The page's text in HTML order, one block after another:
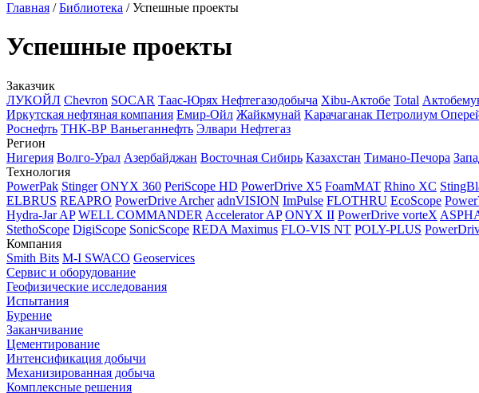
Главная /Библиотека /Успешные проекты
Успешные проекты
Заказчик
ЛУКОЙЛ Chevron SOCAR Таас-Юрях Нефтегазодобыча Xibu-Актобе Total
Иркутская нефтяная компания Емир-Ойл Жайкмунай Kарачаганак Петролиум
Роснефть ТНК-ВР Ваньеганнефть Элвари Нефтегаз
Регион
Нигерия Волго-Урал Азербайджан Восточная Сибирь Казахстан Тимано-Печора
Технология
PowerPak Stinger ONYX 360 PeriScope HD PowerDrive X5 FoamMAT Rhino XC
ELBRUS REAPRO PowerDrive Archer adnVISION ImPulse FLOTHRU EcoScope
Hydra-Jar AP WELL COMMANDER Accelerator AP ONYX II PowerDrive vorteX
StethoScope DigiScope SonicScope REDA Maximus FLO-VIS NT POLY-PLUS
Компания
Smith Bits M-I SWACO Geoservices
Сервис и оборудование
Геофизические исследования
Испытания
Бурение
Заканчивание
Цементирование
Интенсификация добычи
Механизированная добыча
Комплексные решения